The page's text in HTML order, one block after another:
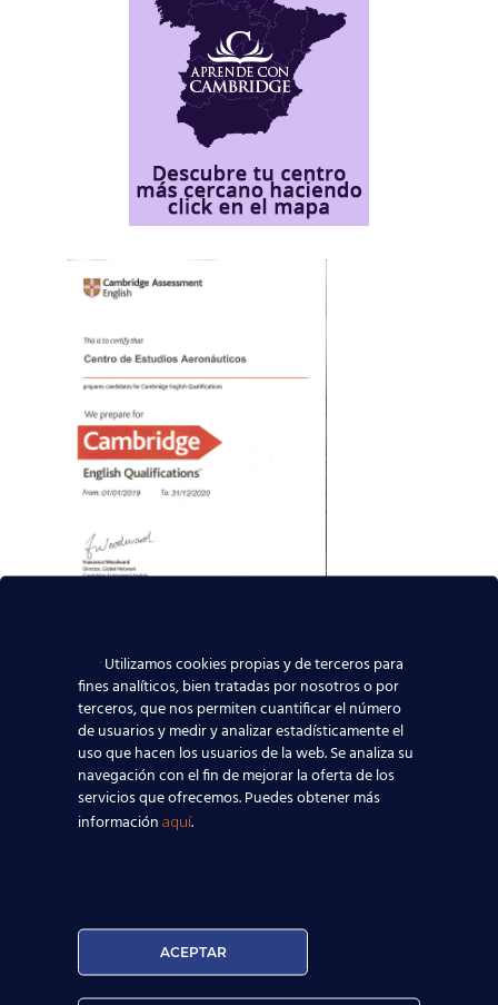

Convocatorias constantes.
Horarios Flexibles.
Utilizamos cookies propias y de terceros para
fines analíticos, bien tratadas por nosotros o por
terceros, que nos permiten cuantificar el número
de usuarios y medir y analizar estadísticamente el
uso que hacen los usuarios de la web. Se analiza su
navegación con el fin de mejorar la oferta de los
servicios que ofrecemos. Puedes obtener más
información aquí.
ACEPTAR